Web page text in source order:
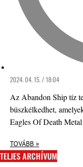
2024. 04. 15. / 18:04
Az Abandon Ship tíz
büszkélkedhet,
Eagles Of Death
TOVÁBB »
TELJES ARCHÍVUM